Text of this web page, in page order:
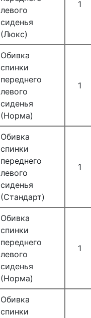
левого
сиденья
(Люкс)
1
Обивка
спинки
переднего
левого
сиденья
(Норма)
1
Обивка
спинки
переднего
левого
сиденья
(Стандарт)
1
Обивка
спинки
переднего
левого
сиденья
(Норма)
1
Обивка
спинки